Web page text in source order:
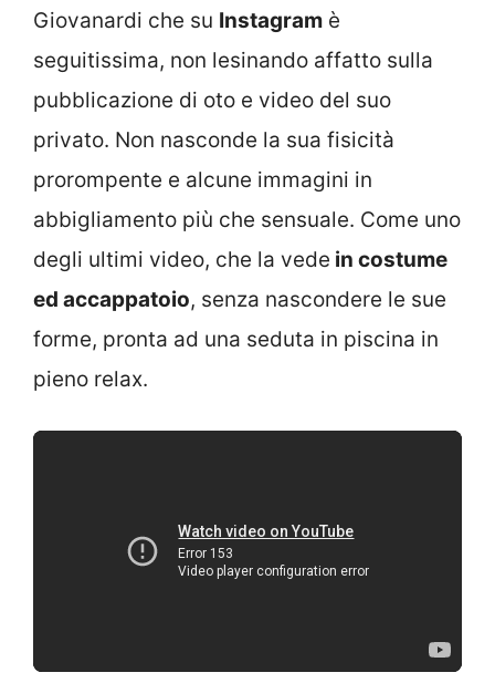
Giovanardi che su Instagram è
seguitissima, non lesinando affatto sulla
pubblicazione di oto e video del suo
privato. Non nasconde la sua fisicità
prorompente e alcune immagini in
abbigliamento più che sensuale. Come uno
degli ultimi video, che la vede in costume
ed accappatoio, senza nascondere le sue
forme, pronta ad una seduta in piscina in
pieno relax.